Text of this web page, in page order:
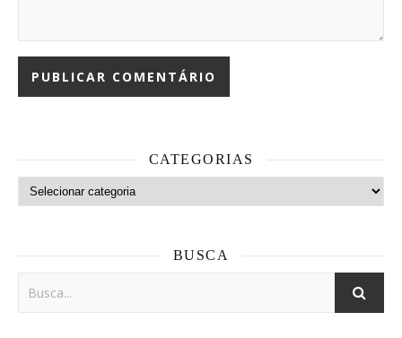
CATEGORIAS
Categorias
BUSCA